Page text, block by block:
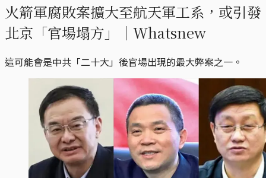
火箭軍腐敗案擴大至航天軍工系，或引發
北京「官場塌方」｜Whatsnew
這可能會是中共「二十大」後官場出現的最大弊案之一。